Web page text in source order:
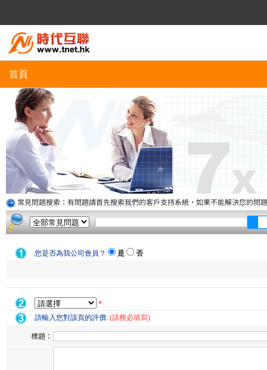
首頁
常見問題搜索：有問題請首先搜索我們的客戶支持系統，如果不能解決您的問
您是否為我公司會員？ 是 否
*
請輸入您對該頁的評價: (請務必填寫)
標題：